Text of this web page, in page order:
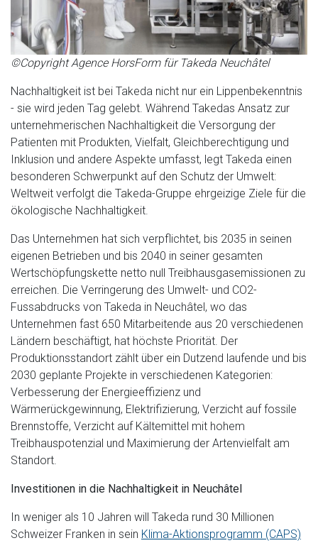
©Copyright Agence HorsForm für Takeda Neuchâtel
Nachhaltigkeit ist bei Takeda nicht nur ein Lippenbekenntnis
- sie wird jeden Tag gelebt. Während Takedas Ansatz zur
unternehmerischen Nachhaltigkeit die Versorgung der
Patienten mit Produkten, Vielfalt, Gleichberechtigung und
Inklusion und andere Aspekte umfasst, legt Takeda einen
besonderen Schwerpunkt auf den Schutz der Umwelt:
Weltweit verfolgt die Takeda-Gruppe ehrgeizige Ziele für die
ökologische Nachhaltigkeit.
Das Unternehmen hat sich verpflichtet, bis 2035 in seinen
eigenen Betrieben und bis 2040 in seiner gesamten
Wertschöpfungskette netto null Treibhausgasemissionen zu
erreichen. Die Verringerung des Umwelt- und CO2-
Fussabdrucks von Takeda in Neuchâtel, wo das
Unternehmen fast 650 Mitarbeitende aus 20 verschiedenen
Ländern beschäftigt, hat höchste Priorität. Der
Produktionsstandort zählt über ein Dutzend laufende und bis
2030 geplante Projekte in verschiedenen Kategorien:
Verbesserung der Energieeffizienz und
Wärmerückgewinnung, Elektrifizierung, Verzicht auf fossile
Brennstoffe, Verzicht auf Kältemittel mit hohem
Treibhauspotenzial und Maximierung der Artenvielfalt am
Standort.
Investitionen in die Nachhaltigkeit in Neuchâtel
In weniger als 10 Jahren will Takeda rund 30 Millionen
Schweizer Franken in sein Klima-Aktionsprogramm (CAPS)